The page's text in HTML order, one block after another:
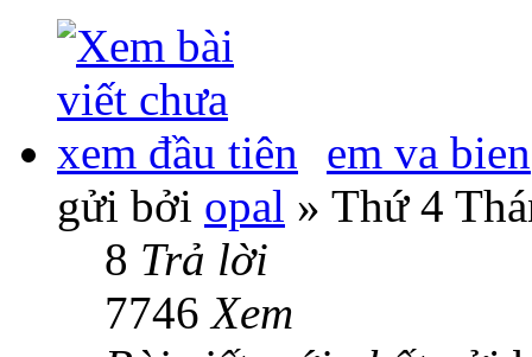
em va bien
gửi bởi opal » Thứ 4
8 Trả lời
7746Xem